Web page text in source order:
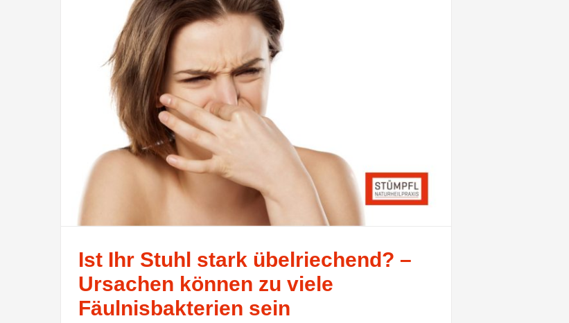
Ist Ihr Stuhl stark übelriechend? –
Ursachen können zu viele
Fäulnisbakterien sein